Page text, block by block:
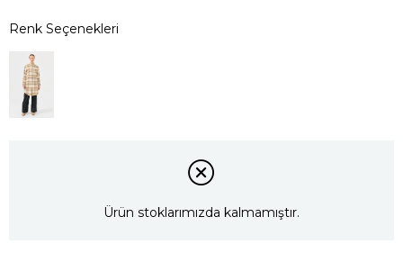
Ürün stoklarımızda kalmamıştır.